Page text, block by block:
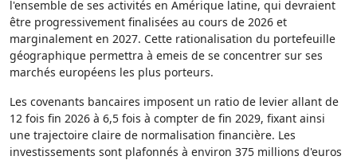
l'ensemble de ses activités en Amérique latine, qui devraient
être progressivement finalisées au cours de 2026 et
marginalement en 2027. Cette rationalisation du portefeuille
géographique permettra à emeis de se concentrer sur ses
marchés européens les plus porteurs.
Les covenants bancaires imposent un ratio de levier allant de
12 fois fin 2026 à 6,5 fois à compter de fin 2029, fixant ainsi
une trajectoire claire de normalisation financière. Les
investissements sont plafonnés à environ 375 millions d'euros